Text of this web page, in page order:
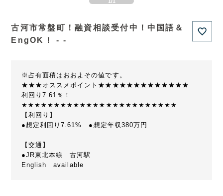
古河市常盤町！融資相談受付中！中国語＆
EngOK！ - -
※占有面積はおおよその値です。
★★★オススメポイント★★★★★★★★★★★★★
利回り7.61％！
★★★★★★★★★★★★★★★★★★★★★★★★
【利回り】
●想定利回り7.61% ●想定年収380万円
【交通】
●JR東北本線 古河駅
English available